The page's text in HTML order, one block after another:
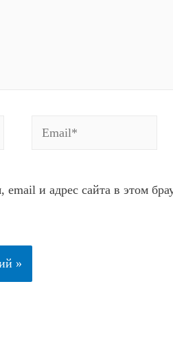
Email*
email и адрес сайта в этом